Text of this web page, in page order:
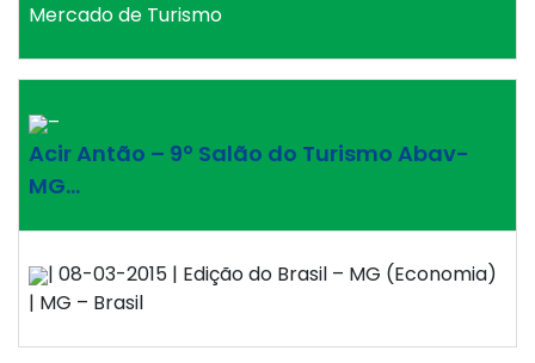
Mercado de Turismo
–
Acir Antão – 9º Salão do Turismo Abav-
MG…
| 08-03-2015 | Edição do Brasil – MG (Economia)
| MG – Brasil